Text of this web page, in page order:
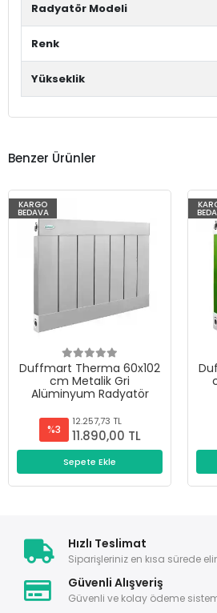
Radyatör Modeli
Renk
Yükseklik
Benzer Ürünler
KARGO
BEDAVA
Duffmart Therma 60x102
cm Metalik Gri
Alüminyum Radyatör
%3
12.257,73 TL
11.890,00 TL
Sepete Ekle
Hızlı Teslimat
Siparişleriniz en kısa sürede
Güvenli Alışveriş
Güvenli ve kolay ödeme